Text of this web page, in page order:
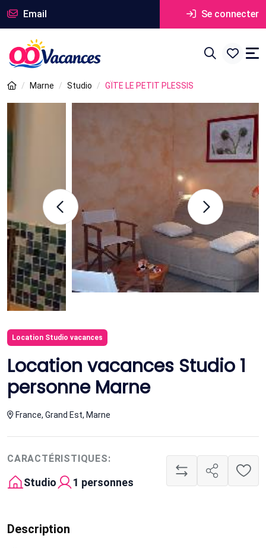
Email Se connecter
Marne Studio GÏTE LE PETIT PLESSIS
Location Studio vacances
Location vacances Studio 1
personne Marne
France, Grand Est, Marne
CARACTÉRISTIQUES:
Studio 1 personnes
Description